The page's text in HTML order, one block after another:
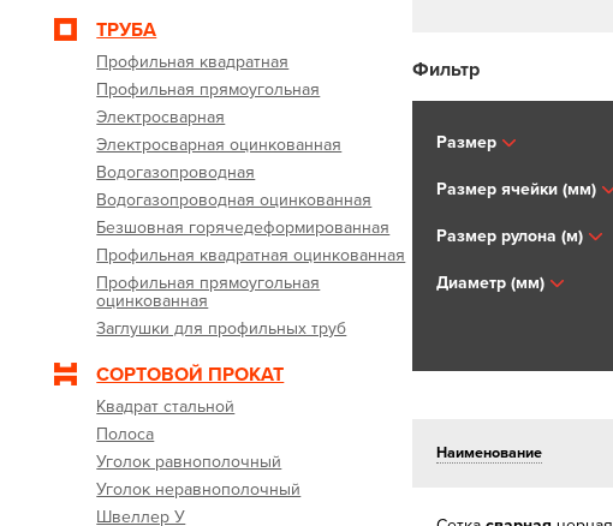
ТРУБА
Профильная квадратная
Профильная прямоугольная
Электросварная
Электросварная оцинкованная
Водогазопроводная
Водогазопроводная оцинкованная
Безшовная горячедеформированная
Профильная квадратная оцинкованная
Профильная прямоугольная
оцинкованная
Заглушки для профильных труб
СОРТОВОЙ ПРОКАТ
Квадрат стальной
Полоса
Уголок равнополочный
Уголок неравнополочный
Швеллер У
Фильтр
Размер
Размер ячейки (мм)
Размер рулона (м)
Диаметр (мм)
Наименование